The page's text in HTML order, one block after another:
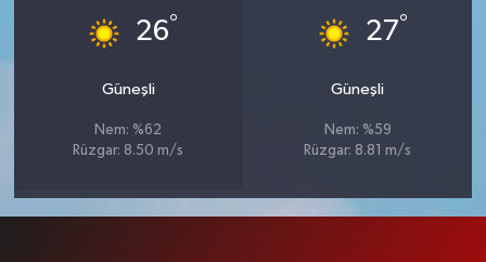
26°
Güneşli
Nem: %62
Rüzgar: 8.50 m/s
27°
Güneşli
Nem: %59
Rüzgar: 8.81 m/s